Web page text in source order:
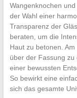
Wangenknochen
der Wahl einer
Transparenz der
beraten, um die
Haut zu betonen.
über der Fassung zu
einer bewussten
So bewirkt eine
sich das gesamte